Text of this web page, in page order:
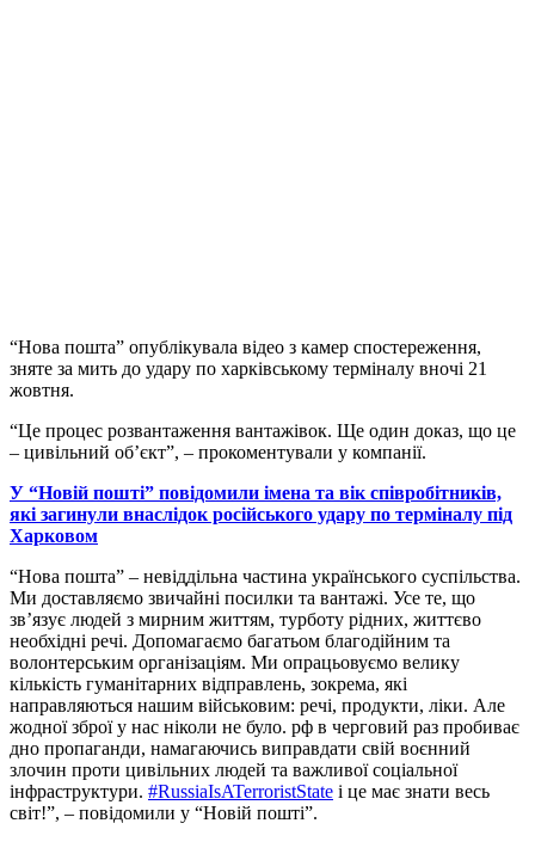
“Нова пошта” опублікувала відео з камер спостереження,
зняте за мить до удару по харківському терміналу вночі 21
жовтня.
“Це процес розвантаження вантажівок. Ще один доказ, що це
– цивільний обʼєкт”, – прокоментували у компанії.
У “Новій пошті” повідомили імена та вік співробітників,
які загинули внаслідок російського удару по терміналу під
Харковом
“Нова пошта” – невіддільна частина українського суспільства.
Ми доставляємо звичайні посилки та вантажі. Усе те, що
зв’язує людей з мирним життям, турботу рідних, життєво
необхідні речі. Допомагаємо багатьом благодійним та
волонтерським організаціям. Ми опрацьовуємо велику
кількість гуманітарних відправлень, зокрема, які
направляються нашим військовим: речі, продукти, ліки. Але
жодної зброї у нас ніколи не було. рф в черговий раз пробиває
дно пропаганди, намагаючись виправдати свій воєнний
злочин проти цивільних людей та важливої соціальної
інфраструктури. #RussiaIsATerroristState і це має знати весь
світ!”, – повідомили у “Новій пошті”.